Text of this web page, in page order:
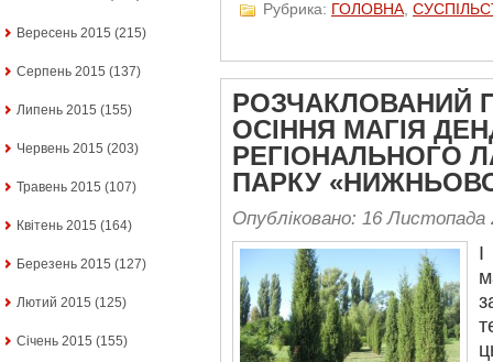
Вересень 2015 (215)
Серпень 2015 (137)
Липень 2015 (155)
Червень 2015 (203)
Травень 2015 (107)
Квітень 2015 (164)
Березень 2015 (127)
Лютий 2015 (125)
Січень 2015 (155)
Рубрика: ГОЛОВНА
РОЗЧАКЛОВАНИЙ
ОСІННЯ МАГІЯ
РЕГІОНАЛЬНОГО
ПАРКУ
Опубліковано: 16 Листопада